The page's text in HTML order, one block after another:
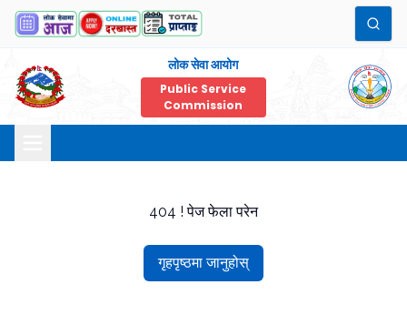
लोक सेवा आयोग
Public Service
Commission
404 ! पेज फेला परेन
गृहपृष्ठमा जानुहोस्